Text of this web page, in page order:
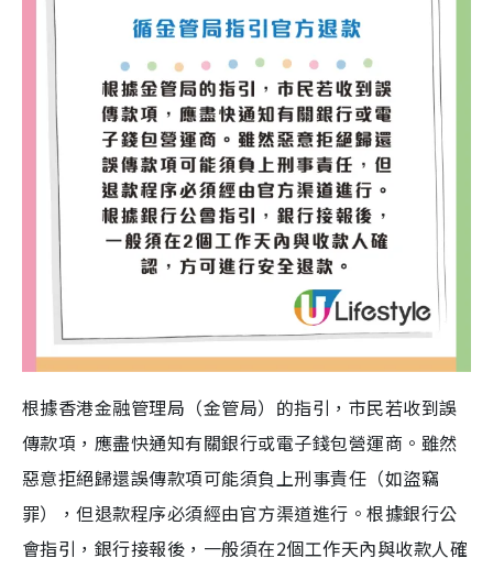
根據香港金融管理局（金管局）的指引，市民若收到誤
傳款項，應盡快通知有關銀行或電子錢包營運商。雖然
惡意拒絕歸還誤傳款項可能須負上刑事責任（如盜竊
罪），但退款程序必須經由官方渠道進行 。根據銀行公
會指引，銀行接報後，一般須在2個工作天內與收款人確